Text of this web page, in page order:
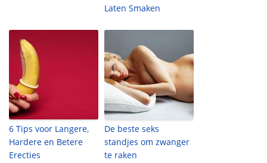
Laten Smaken
6 Tips voor Langere,
Hardere en Betere
Erecties
De beste seks
standjes om zwanger
te raken